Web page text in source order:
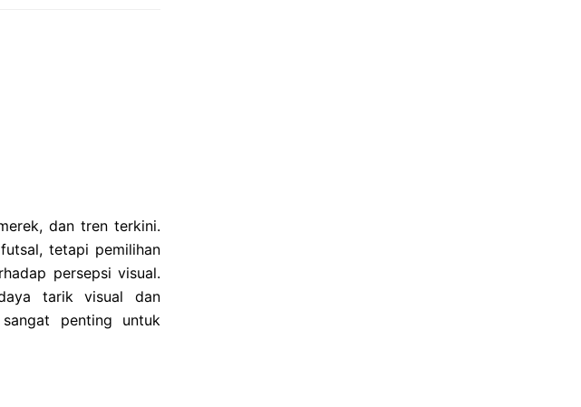
dan tren terkini.
tetapi pemilihan
persepsi visual.
tarik visual dan
penting untuk